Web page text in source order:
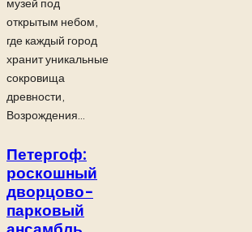
музей под
открытым небом,
где каждый город
хранит уникальные
сокровища
древности,
Возрождения...
Петергоф:
роскошный
дворцово-
парковый